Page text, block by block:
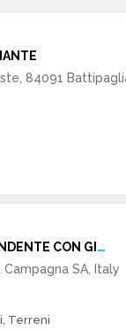
84091
SOLUZIONE INDIPENDENTE CON GIARDINO E TERRENO
Campagna SA, Italy
Terreni